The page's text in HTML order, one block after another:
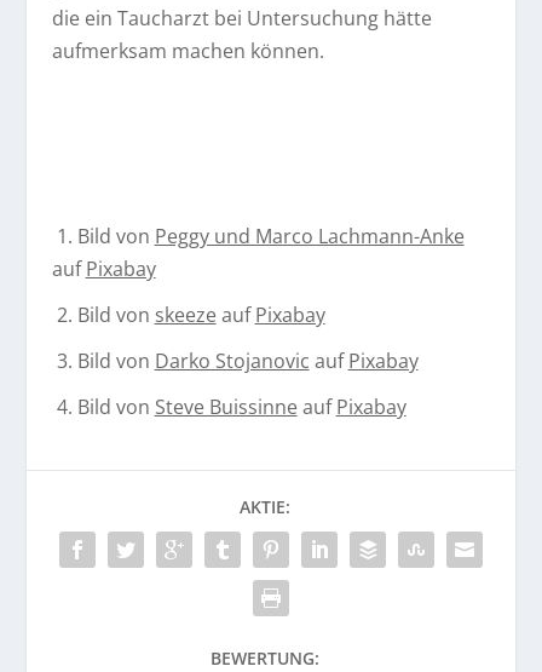
die ein Taucharzt bei Untersuchung hätte
aufmerksam machen können.
1. Bild von Peggy und Marco Lachmann-Anke
aufPixabay
2. Bild von skeezeaufPixabay
3. Bild von Darko Stojanovic aufPixabay
4. Bild von Steve BuissinneaufPixabay
AKTIE:
BEWERTUNG: